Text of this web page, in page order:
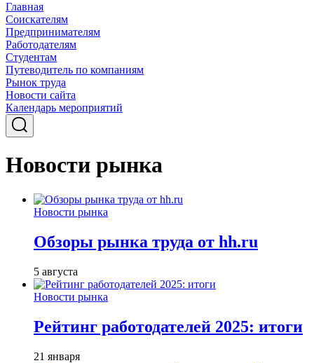
Главная
Соискателям
Предпринимателям
Работодателям
Студентам
Путеводитель по компаниям
Рынок труда
Новости сайта
Календарь мероприятий
Новости рынка
Новости рынка
Обзоры рынка труда от hh.ru
5 августа
Новости рынка
Рейтинг работодателей 2025: итоги
21 января